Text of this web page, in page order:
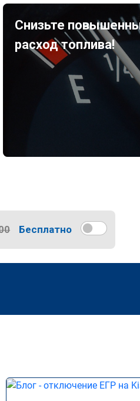
Снизьте
расход топлива!
Бесплатно